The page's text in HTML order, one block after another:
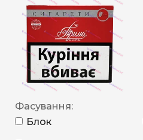
Фасування:
Блок